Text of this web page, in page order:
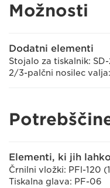
Možnosti
Dodatni elementi
Stojalo za tiskalnik: SD-
2/3-palčni nosilec
Elementi, ki jih
Črnilni vložki: PFl-120
Tiskalna glava: PF-06